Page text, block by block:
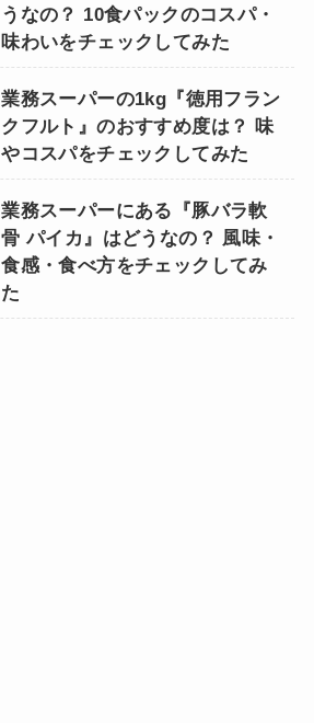
うなの？ 10食パックのコスパ・
味わいをチェックしてみた
業務スーパーの1kg『徳用フラン
クフルト』のおすすめ度は？ 味
やコスパをチェックしてみた
業務スーパーにある『豚バラ軟
骨 パイカ』はどうなの？ 風味・
食感・食べ方をチェックしてみ
た